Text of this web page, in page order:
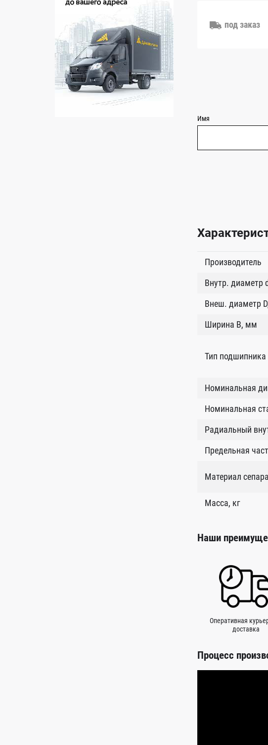
под заказ
Имя
Производитель
Внутр. диаметр
Внеш. диаметр
Ширина B, мм
Тип подшипника
Номинальная
Номинальная
Радиальный
Предельная
Материал
Масса, кг
Наши
Оперативная
доставка
Процесс